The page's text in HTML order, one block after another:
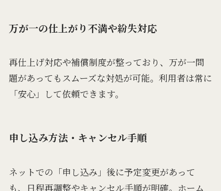
万が一の仕上がり不満や紛失対応
再仕上げ対応や補償制度が整っており、万が一問
題があってもスムーズな対処が可能。利用者は常に
「安心」して依頼できます。
申し込み方法・キャンセル手順
ネットでの「申し込み」後に予定変更があって
も、日程再調整やキャンセル手順が明確。ホーム